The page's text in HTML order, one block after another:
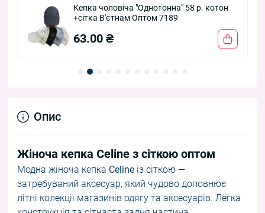
Кепка чоловіча "Однотонна" 58 р. котон
+сітка В'єтнам Оптом 7189
63.00 ₴
Опис
Жіноча кепка Celine з сіткою оптом
Модна жіноча кепка Celine із сіткою —
затребуваний аксесуар, який чудово доповнює
літні колекції магазинів одягу та аксесуарів. Легка